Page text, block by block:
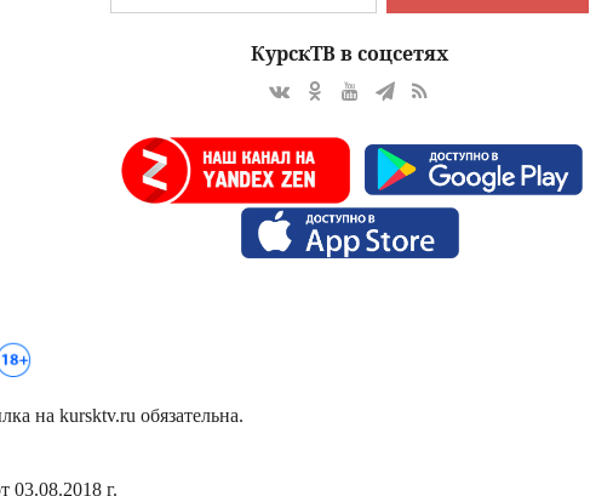
КурскТВ в соцсетях
на kursktv.ru обязательна.
г.